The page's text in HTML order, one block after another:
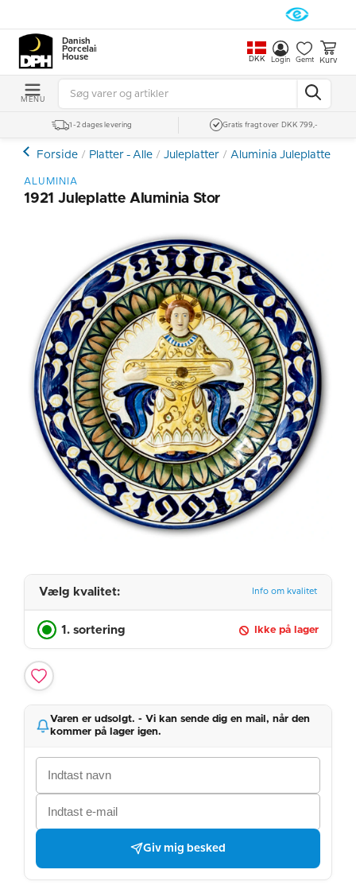
Danish
Porcelain
House
DKK Login Gemt Kurv
MENU
1-2 dages levering Gratis fragt over DKK 799,-
Forside Platter - Alle Juleplatter Aluminia Juleplatter
ALUMINIA
1921 Juleplatte Aluminia Stor
Vælg kvalitet: Info om kvalitet
1. sortering Ikke på lager
Varen er udsolgt. - Vi kan sende dig en mail, når den
kommer på lager igen.
Giv mig besked